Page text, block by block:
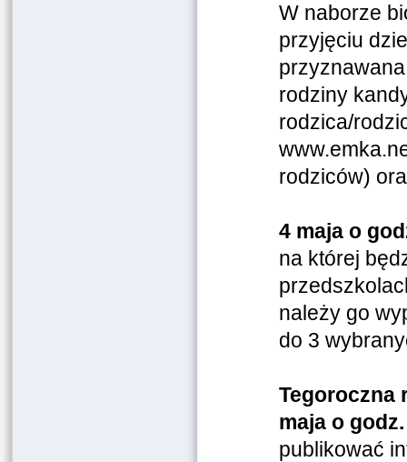
W naborze
przyjęciu
rodziny
rodzica/
rodziców)
4 maja o
na której
należy go
do 3
Tegoroczna
maja o
publikować